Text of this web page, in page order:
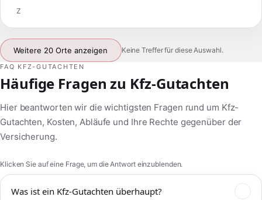
Z
Weitere 20 Orte anzeigen Keine Treffer für diese Auswahl.
FAQ KFZ-GUTACHTEN
Häufige Fragen zu Kfz-Gutachten
Hier beantworten wir die wichtigsten Fragen rund um Kfz-
Gutachten, Kosten, Abläufe und Ihre Rechte gegenüber der
Versicherung.
Klicken Sie auf eine Frage, um die Antwort einzublenden.
Was ist ein Kfz-Gutachten überhaupt?